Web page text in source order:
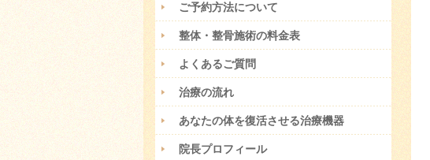
ご予約方法について
整体・整骨施術の料金表
よくあるご質問
治療の流れ
あなたの体を復活させる治療機器
院長プロフィール